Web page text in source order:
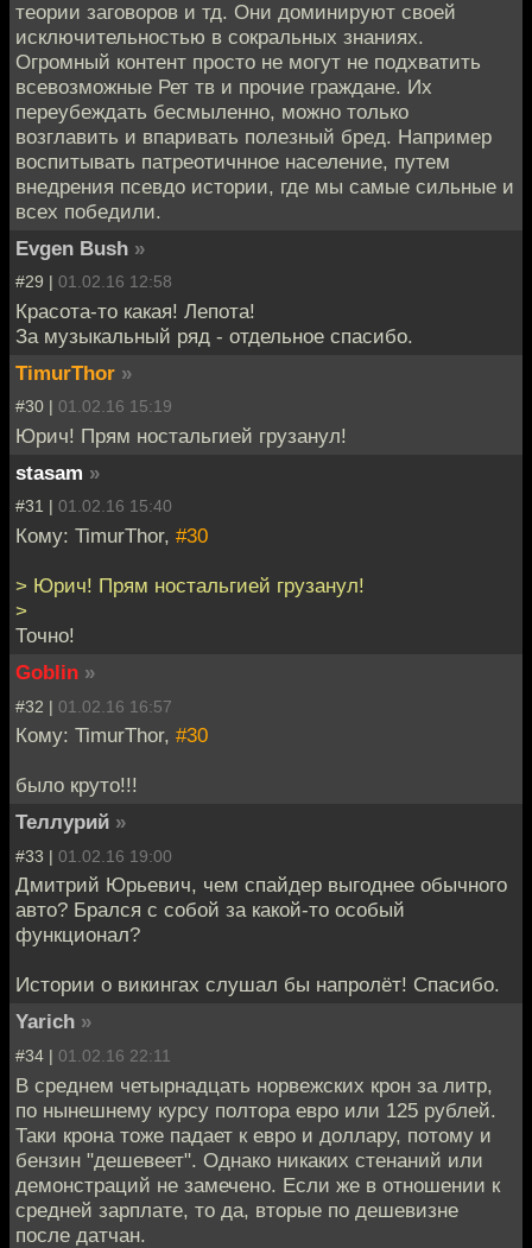
теории заговоров и тд. Они доминируют своей
исключительностью в сокральных знаниях.
Огромный контент просто не могут не подхватить
всевозможные Рет тв и прочие граждане. Их
переубеждать бесмыленно, можно только
возглавить и впаривать полезный бред. Например
воспитывать патреотичнное население, путем
внедрения псевдо истории, где мы самые сильные и
всех победили.
Evgen Bush »
#29 | 01.02.16 12:58
Красота-то какая! Лепота!
За музыкальный ряд - отдельное спасибо.
TimurThor »
#30 | 01.02.16 15:19
Юрич! Прям ностальгией грузанул!
stasam »
#31 | 01.02.16 15:40
Кому: TimurThor, #30
> Юрич! Прям ностальгией грузанул!
>
Точно!
Goblin »
#32 | 01.02.16 16:57
Кому: TimurThor, #30
было круто!!!
Теллурий »
#33 | 01.02.16 19:00
Дмитрий Юрьевич, чем спайдер выгоднее обычного
авто? Брался с собой за какой-то особый
функционал?
Истории о викингах слушал бы напролёт! Спасибо.
Yarich »
#34 | 01.02.16 22:11
В среднем четырнадцать норвежских крон за литр,
по нынешнему курсу полтора евро или 125 рублей.
Таки крона тоже падает к евро и доллару, потому и
бензин "дешевеет". Однако никаких стенаний или
демонстраций не замечено. Если же в отношении к
средней зарплате, то да, вторые по дешевизне
после датчан.